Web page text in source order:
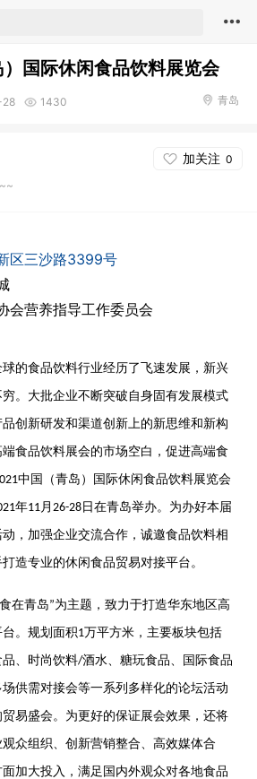
国际休闲食品饮料展览会
28 1430 青岛
加关注 0
区三沙路3399号
会营养指导工作委员会
的食品饮料行业经历了飞速发展，新兴
。大批企业不断突破自身固有发展模式
创新研发和渠道创新上的新思维和新构
食品饮料展会的市场空白，促进高端食
中国（青岛）国际休闲食品饮料展览会
年11月 26-28 日在青岛举办。为办好本届
，加强企业交流合作，诚邀食品饮料相
造专业的休闲食品贸易对接平台。
食在青岛”为主题，致力于打造华东地区高
。规划面积1万平方米，主要板块包括
、时尚饮料/酒水、糖玩食品、国际食品
供需对接会等一系列多样化的论坛活动
易盛会。为更好的保证展会效果，还将
众组织、创新营销整合、高效媒体合
加大投入，满足国内外观众对各地食品